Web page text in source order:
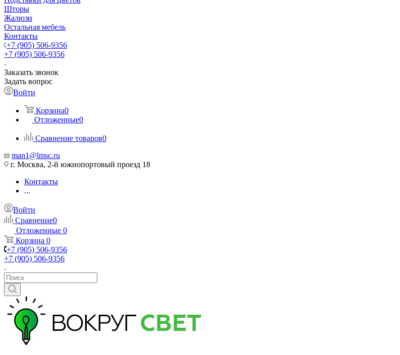
Шторы
Жалюзи
Остальная мебель
Контакты
+7 (905) 506-9356
+7 (905) 506-9356
Заказать звонок
Задать вопрос
Войти
Корзина0
Отложенные0
Сравнение товаров0
man1@lmsc.ru
г. Москва, 2-й южнопортовый проезд 18
Контакты
...
Войти
Сравнение0
Отложенные 0
Корзина 0
+7 (905) 506-9356
+7 (905) 506-9356